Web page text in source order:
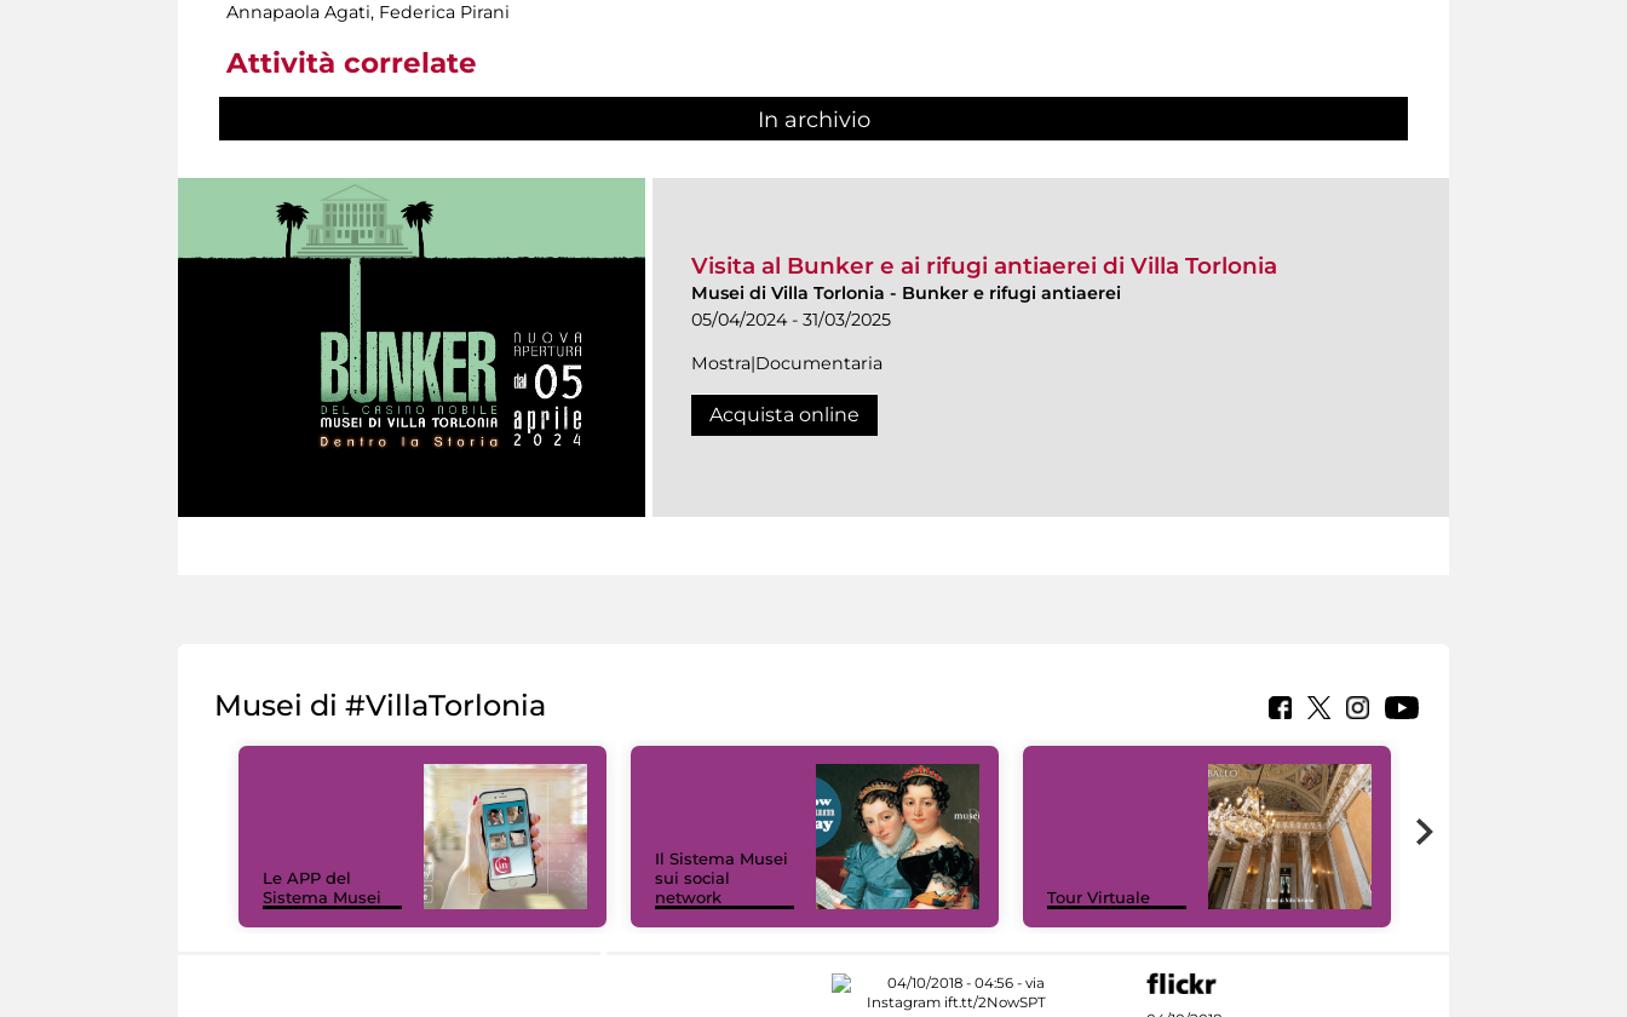
Annapaola Agati, Federica Pirani
Attività correlate
In archivio
Visita al Bunker e ai rifugi antiaerei di Villa Torlonia
Musei di Villa Torlonia - Bunker e rifugi antiaerei
05/04/2024 - 31/03/2025
Mostra|Documentaria
Acquista online
Musei di #VillaTorlonia
Le APP del
Sistema Musei
Il Sistema Musei
sui social
network
Tour Virtuale